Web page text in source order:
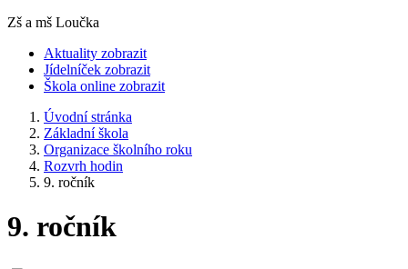
Zš a mš Loučka
Aktuality zobrazit
Jídelníček zobrazit
Škola online zobrazit
Úvodní stránka
Základní škola
Organizace školního roku
Rozvrh hodin
9. ročník
9. ročník